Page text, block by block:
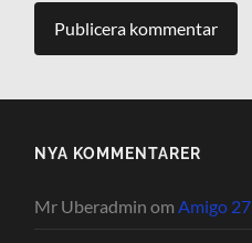
NYA KOMMENTARER
Mr Uberadmin omAmigo 27